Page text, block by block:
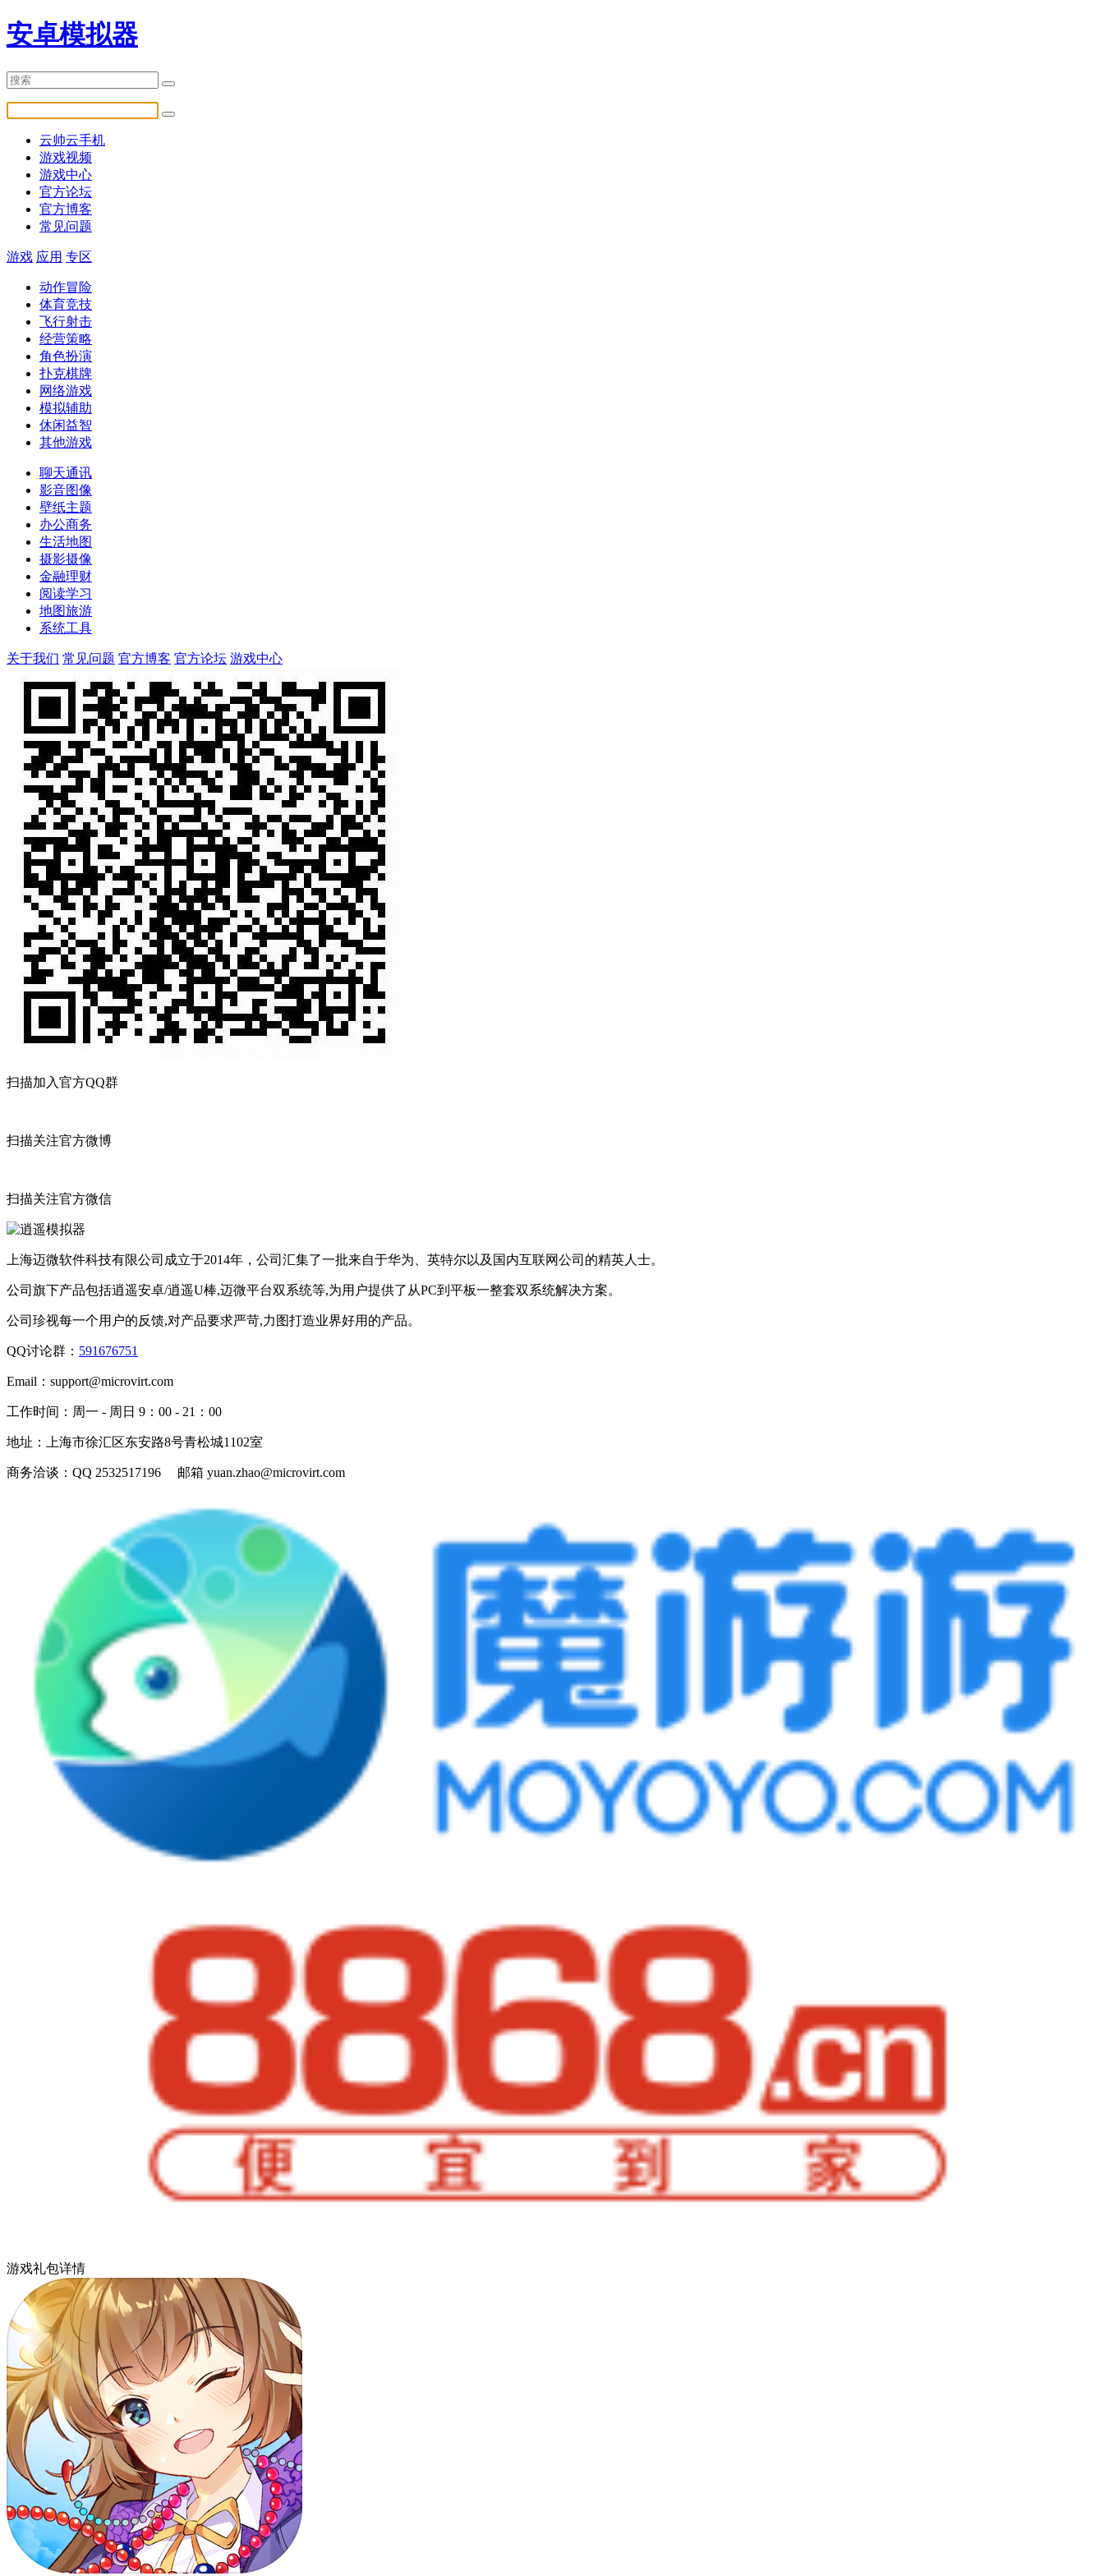
安卓模拟器
云帅云手机
游戏视频
游戏中心
官方论坛
官方博客
常见问题
游戏 应用 专区
动作冒险
体育竞技
飞行射击
经营策略
角色扮演
扑克棋牌
网络游戏
模拟辅助
休闲益智
其他游戏
聊天通讯
影音图像
壁纸主题
办公商务
生活地图
摄影摄像
金融理财
阅读学习
地图旅游
系统工具
关于我们 常见问题 官方博客 官方论坛 游戏中心
扫描加入官方QQ群
扫描关注官方微博
扫描关注官方微信
上海迈微软件科技有限公司成立于2014年，公司汇集了一批来自于华为、英特尔以及国内互联网公司的精英人士。
公司旗下产品包括逍遥安卓/逍遥U棒,迈微平台双系统等,为用户提供了从PC到平板一整套双系统解决方案。
公司珍视每一个用户的反馈,对产品要求严苛,力图打造业界好用的产品。
QQ讨论群： 591676751
Email： support@microvirt.com
工作时间： 周一 - 周日 9：00 - 21：00
地址： 上海市徐汇区东安路8号青松城1102室
商务洽谈： QQ 2532517196 邮箱 yuan.zhao@microvirt.com
游戏礼包详情